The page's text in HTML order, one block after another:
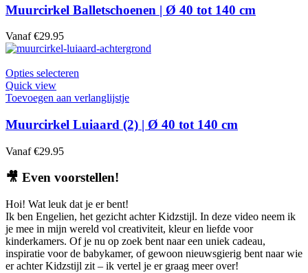
variaties.
Deze
kan
gekozen
op
de
productpagina
Muurcirkel Balletschoenen | Ø 40 tot 140 cm
Vanaf €29.95
Opties selecteren
heeft
variaties.
Deze
gekozen
worden
de
productpagina
Quick view
Toevoegen aan verlanglijstje
Muurcirkel Luiaard (2) | Ø 40 tot 140 cm
Vanaf €29.95
🎥 Even voorstellen!
Hoi! Wat leuk dat je er bent!
Ik ben Engelien, het gezicht achter Kidzstijl. In deze video neem ik
je mee in mijn wereld vol creativiteit, kleur en liefde voor
kinderkamers. Of je nu op zoek bent naar een uniek cadeau,
inspiratie voor de babykamer, of gewoon nieuwsgierig bent naar wie
er achter Kidzstijl zit – ik vertel je er graag meer over!